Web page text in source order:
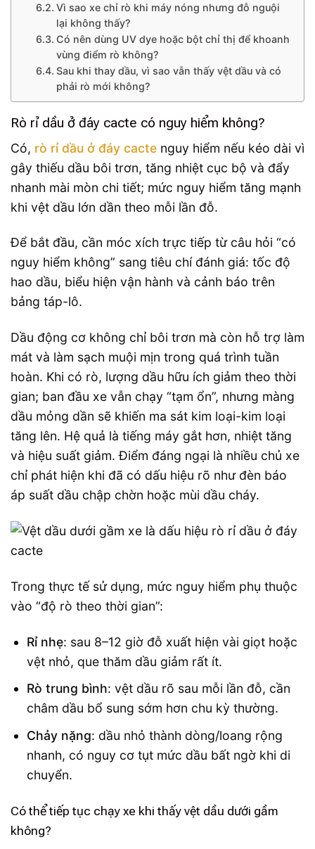
Vì sao xe chỉ rò khi máy nóng nhưng đỗ nguội
lại không thấy?
Có nên dùng UV dye hoặc bột chỉ thị để khoanh
vùng điểm rò không?
Sau khi thay dầu, vì sao vẫn thấy vệt dầu và có
phải rò mới không?
Rò rỉ dầu ở đáy cacte có nguy hiểm không?
Có, rò rỉ dầu ở đáy cacte nguy hiểm nếu kéo dài vì
gây thiếu dầu bôi trơn, tăng nhiệt cục bộ và đẩy
nhanh mài mòn chi tiết; mức nguy hiểm tăng mạnh
khi vệt dầu lớn dần theo mỗi lần đỗ.
Để bắt đầu, cần móc xích trực tiếp từ câu hỏi “có
nguy hiểm không” sang tiêu chí đánh giá: tốc độ
hao dầu, biểu hiện vận hành và cảnh báo trên
bảng táp-lô.
Dầu động cơ không chỉ bôi trơn mà còn hỗ trợ làm
mát và làm sạch muội mịn trong quá trình tuần
hoàn. Khi có rò, lượng dầu hữu ích giảm theo thời
gian; ban đầu xe vẫn chạy “tạm ổn”, nhưng màng
dầu mỏng dần sẽ khiến ma sát kim loại-kim loại
tăng lên. Hệ quả là tiếng máy gắt hơn, nhiệt tăng
và hiệu suất giảm. Điểm đáng ngại là nhiều chủ xe
chỉ phát hiện khi đã có dấu hiệu rõ như đèn báo
áp suất dầu chập chờn hoặc mùi dầu cháy.
Trong thực tế sử dụng, mức nguy hiểm phụ thuộc
vào “độ rò theo thời gian”:
Rỉ nhẹ: sau 8–12 giờ đỗ xuất hiện vài giọt hoặc
vệt nhỏ, que thăm dầu giảm rất ít.
Rò trung bình: vệt dầu rõ sau mỗi lần đỗ, cần
châm dầu bổ sung sớm hơn chu kỳ thường.
Chảy nặng: dầu nhỏ thành dòng/loang rộng
nhanh, có nguy cơ tụt mức dầu bất ngờ khi di
chuyển.
Có thể tiếp tục chạy xe khi thấy vệt dầu dưới gầm
không?